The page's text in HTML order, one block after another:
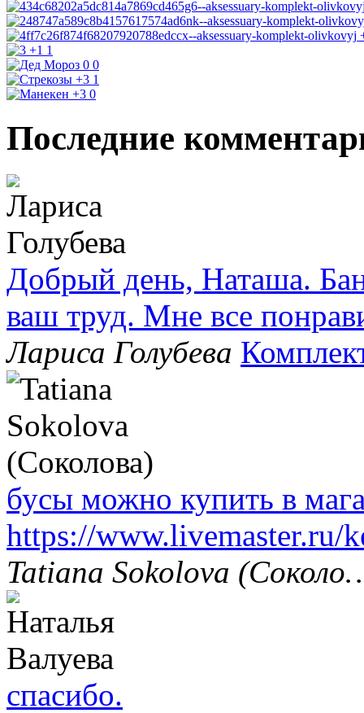
+1 1
0 0
+3 1
+3 0
Последние
Добрый день, Наташа.
ваш труд. Мне все
Лариса Голубева
бусы можно купить в
https://www.livemaster.ru/
Tatiana Sokolova
спасибо.